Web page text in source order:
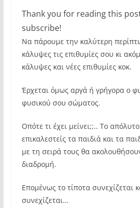
Thank you for reading this
subscribe!
Να πάρουμε την καλύτερη
κάλυψες τις επιθυμίες σου κι
κάλυψες και νέες επιθυμίες κοκ.
Έρχεται όμως αργά ή γρήγορα ο
φυσικού σου σώματος.
Οπότε τι έχει μείνει;;.. To
επικαλεστείς τα παιδιά και τα
με τη σειρά τους θα
διαδρομή.
Επομένως το τίποτα συνεχίζεται
συνεχίζεται…